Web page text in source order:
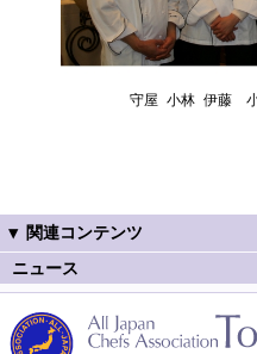
守屋 小林 伊藤
ニュース